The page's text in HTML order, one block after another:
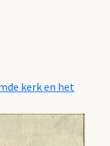
kerk en het